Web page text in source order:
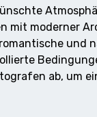
mit moderner
und
ab, um